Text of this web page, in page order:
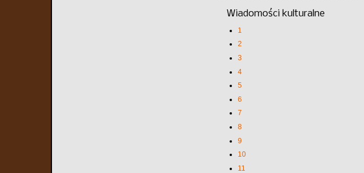
Wiadomości kulturalne
1
2
3
4
5
6
7
8
9
10
11